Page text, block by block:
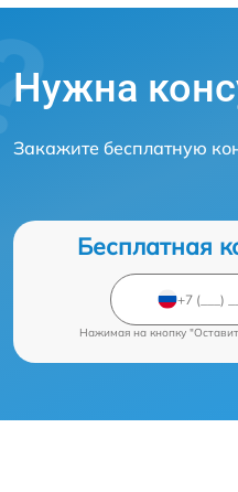
Нужна
Закажите бесплатную
Бесплатная
Нажимая на кнопку